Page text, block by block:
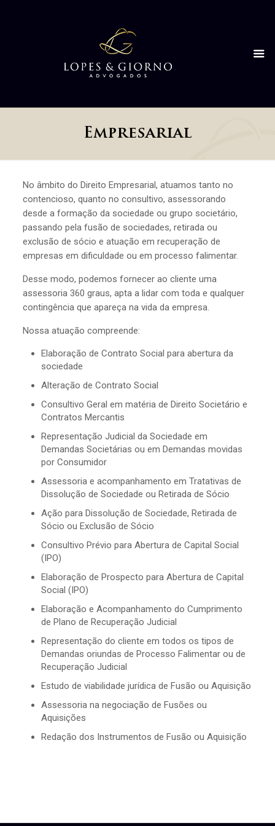
Empresarial
No âmbito do Direito Empresarial, atuamos tanto no
contencioso, quanto no consultivo, assessorando
desde a formação da sociedade ou grupo societário,
passando pela fusão de sociedades, retirada ou
exclusão de sócio e atuação em recuperação de
empresas em dificuldade ou em processo falimentar.
Desse modo, podemos fornecer ao cliente uma
assessoria 360 graus, apta a lidar com toda e qualquer
contingência que apareça na vida da empresa.
Nossa atuação compreende:
Elaboração de Contrato Social para abertura da
sociedade
Alteração de Contrato Social
Consultivo Geral em matéria de Direito Societário e
Contratos Mercantis
Representação Judicial da Sociedade em
Demandas Societárias ou em Demandas movidas
por Consumidor
Assessoria e acompanhamento em Tratativas de
Dissolução de Sociedade ou Retirada de Sócio
Ação para Dissolução de Sociedade, Retirada de
Sócio ou Exclusão de Sócio
Consultivo Prévio para Abertura de Capital Social
(IPO)
Elaboração de Prospecto para Abertura de Capital
Social (IPO)
Elaboração e Acompanhamento do Cumprimento
de Plano de Recuperação Judicial
Representação do cliente em todos os tipos de
Demandas oriundas de Processo Falimentar ou de
Recuperação Judicial
Estudo de viabilidade jurídica de Fusão ou Aquisição
Assessoria na negociação de Fusões ou
Aquisições
Redação dos Instrumentos de Fusão ou Aquisição